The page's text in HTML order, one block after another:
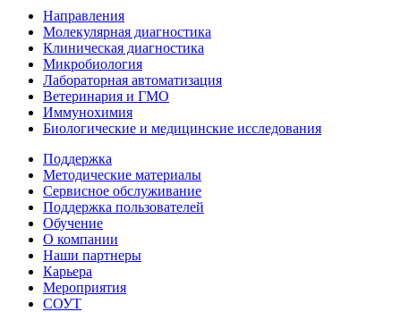
Направления
Молекулярная диагностика
Клиническая диагностика
Микробиология
Лабораторная автоматизация
Ветеринария и ГМО
Иммунохимия
Биологические и медицинские исследования
Поддержка
Методические материалы
Сервисное обслуживание
Поддержка пользователей
Обучение
О компании
Наши партнеры
Карьера
Мероприятия
СОУТ